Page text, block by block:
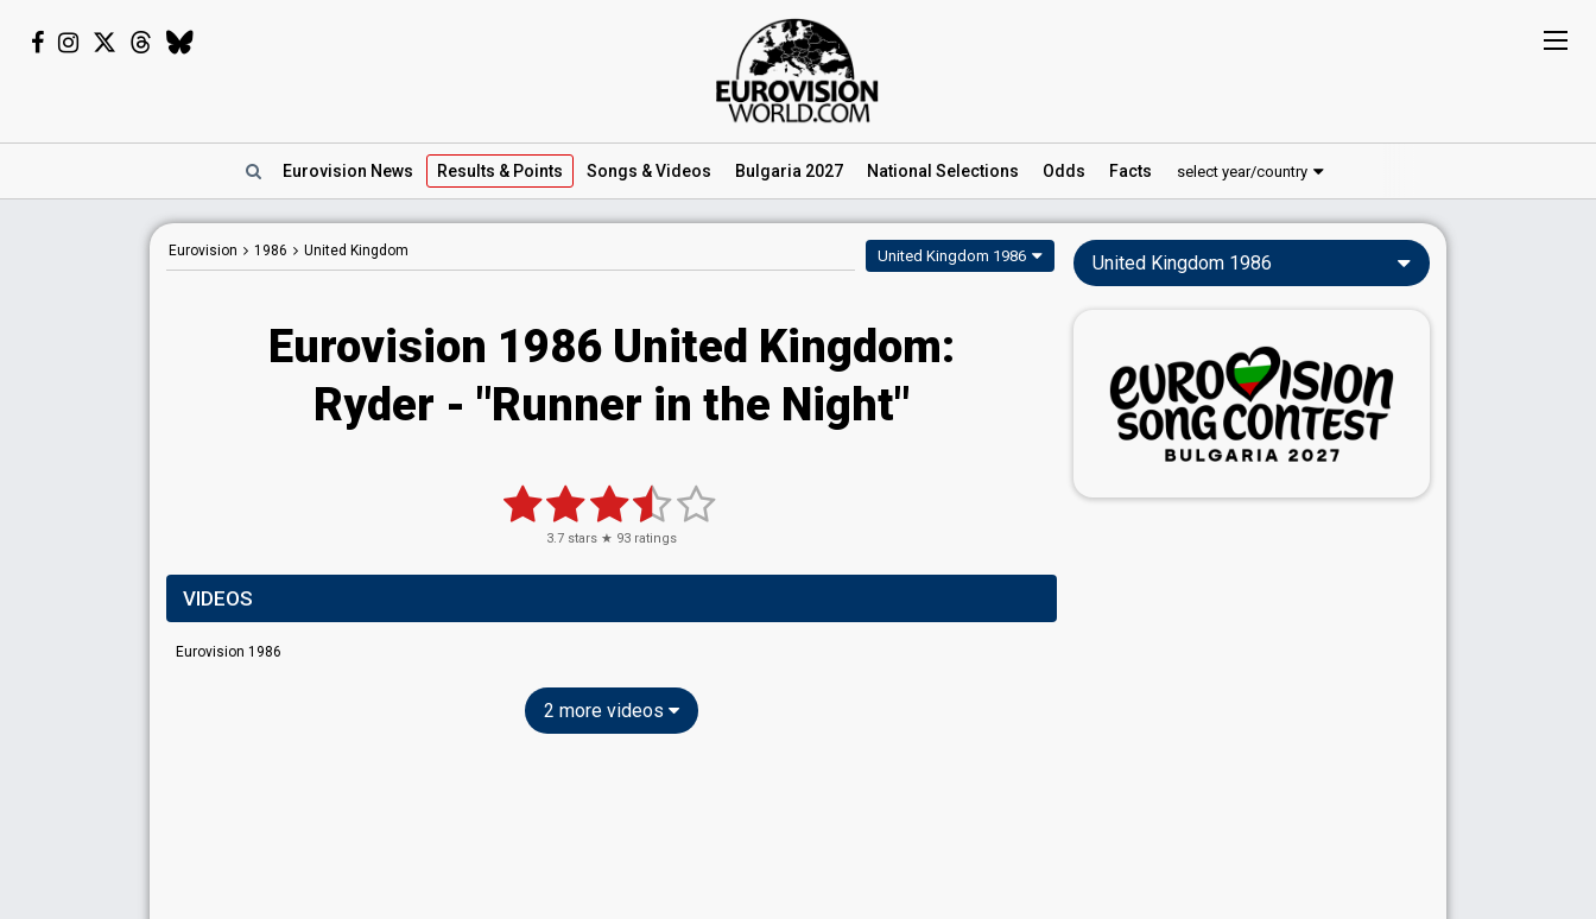
Eurovision News Results & Points Songs & Videos Bulgaria 2027 National Selections Odds Facts select year/country
Eurovision 1986 United Kingdom United Kingdom 1986
Eurovision 1986 United Kingdom:
Ryder - "Runner in the Night"
3.7 stars ★ 93 ratings
VIDEOS
Eurovision 1986
2 more videos
United Kingdom 1986